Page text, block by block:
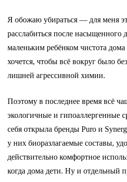
Я обожаю убираться — для меня
расслабиться после насыщенного
маленьким ребёнком чистота
хочется, чтобы всё вокруг было
лишней агрессивной химии.
Поэтому в последнее время всё
экологичные и гипоаллергенные
себя открыла бренды Puro и
у них биоразлагаемые составы,
действительно комфортное
когда дома дети. Ну и